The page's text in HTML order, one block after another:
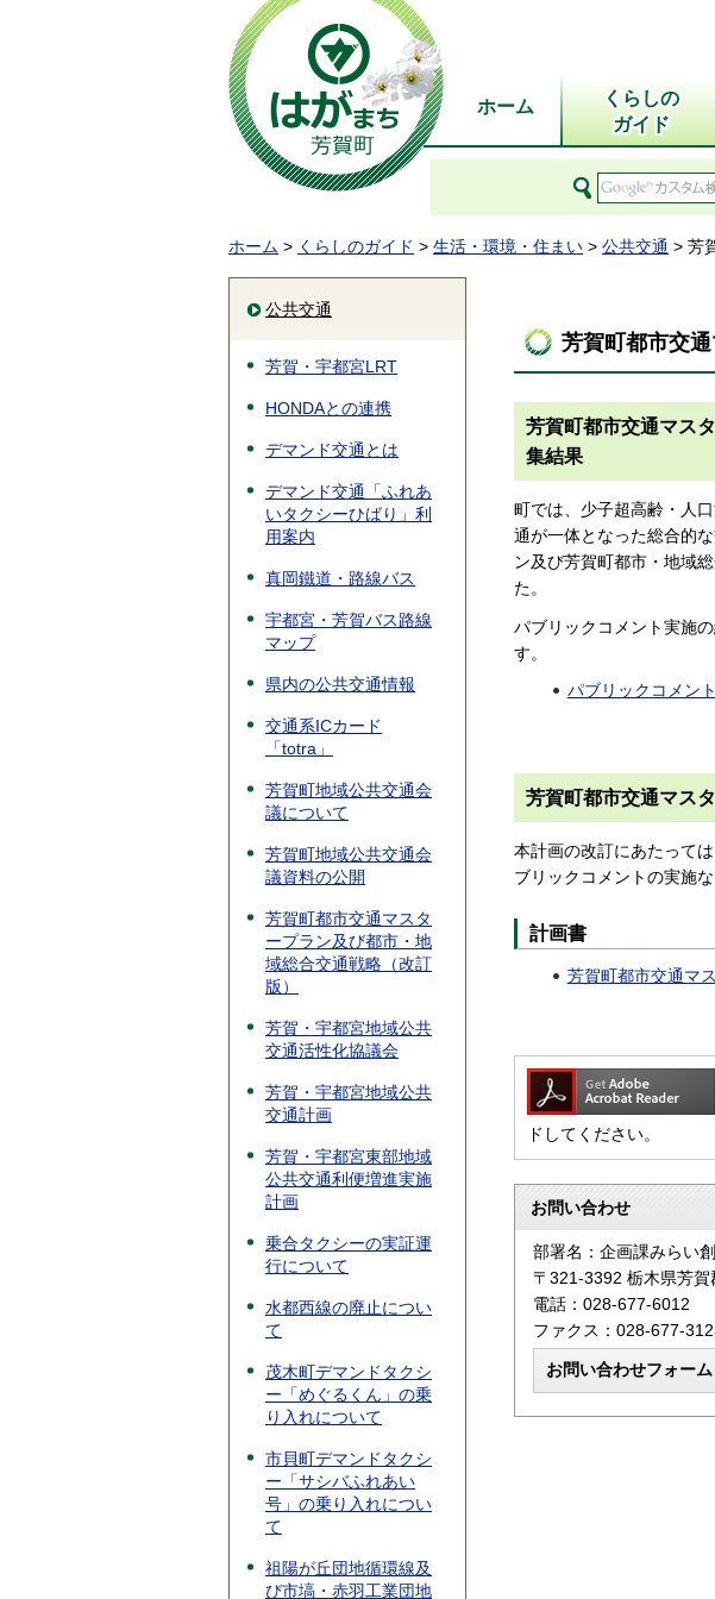
ホーム
くらしの
ガイド
ホーム > くらしのガイド > 生活・環境・住まい > 公共交通 > 芳
公共交通
芳賀・宇都宮LRT
HONDAとの連携
デマンド交通とは
デマンド交通「ふれあ
いタクシーひばり」利
用案内
真岡鐵道・路線バス
宇都宮・芳賀バス路線
マップ
県内の公共交通情報
交通系ICカード
「totra」
芳賀町地域公共交通会
議について
芳賀町地域公共交通会
議資料の公開
芳賀町都市交通マスタ
ープラン及び都市・地
域総合交通戦略（改訂
版）
芳賀・宇都宮地域公共
交通活性化協議会
芳賀・宇都宮地域公共
交通計画
芳賀・宇都宮東部地域
公共交通利便増進実施
計画
乗合タクシーの実証運
行について
水都西線の廃止につい
て
茂木町デマンドタクシ
ー「めぐるくん」の乗
り入れについて
市貝町デマンドタクシ
ー「サシバふれあい
号」の乗り入れについ
て
祖陽が丘団地循環線及
び市塙・赤羽工業団地
芳賀町都市交
芳賀町都市交通マス
集結果
町では、少子超高齢・人
通が一体となった総合的
ン及び芳賀町都市・地域
た。
パブリックコメント実施
す。
パブリックコメン
芳賀町都市交通マス
本計画の改訂にあたって
ブリックコメントの実施
計画書
芳賀町都市交通マ
ドしてください。
お問い合わせ
部署名：企画課みらい
〒321-3392 栃木県芳
電話：028-677-6012
ファクス：028-677-